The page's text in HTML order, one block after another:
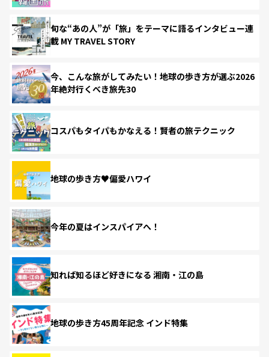
旬な“あの人”が「旅」をテーマに語るインタビュー連
載 MY TRAVEL STORY
今、こんな旅がしてみたい！地球の歩き方が選ぶ2026
年絶対行くべき旅先30
コスパもタイパもかなえる！賢者の旅テクニック
地球の歩き方♥偏愛ハワイ
今年の夏はインスパイアへ！
知れば知るほど好きになる 湘南・江の島
地球の歩き方45周年記念 インド特集